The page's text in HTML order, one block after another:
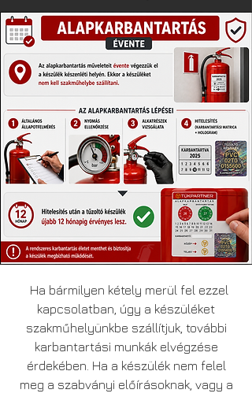
Ha bármilyen kétely merül fel ezzel
kapcsolatban, úgy a készüléket
szakműhelyünkbe szállítjuk, további
karbantartási munkák elvégzése
érdekében. Ha a készülék nem felel
meg a szabványi előírásoknak, vagy a